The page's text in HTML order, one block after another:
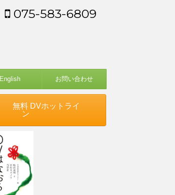
075-583-6809
English お問い合わせ
無料 DVホットライ
ン